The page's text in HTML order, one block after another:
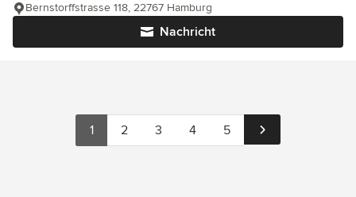
Nachricht
Bernstorffstrasse 118, 22767 Hamburg
1 2 3 4 5